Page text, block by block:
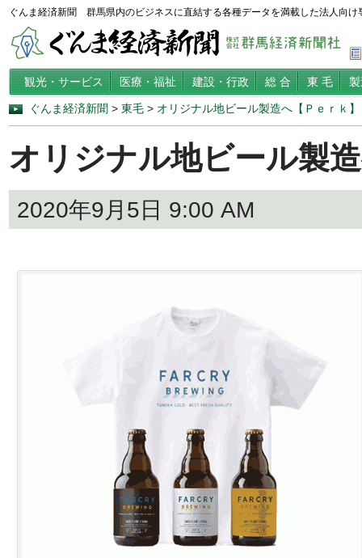
ぐんま経済新聞 群馬県内のビジネスに直結する各種データを満載した法人向け
観光・サービス 医療・福祉 建設・行政 総 合 東 毛
ぐんま経済新聞 > 東毛 > オリジナル地ビール製造へ【Ｐｅｒｋ】
オリジナル地ビール製
2020年9月5日 9:00 AM